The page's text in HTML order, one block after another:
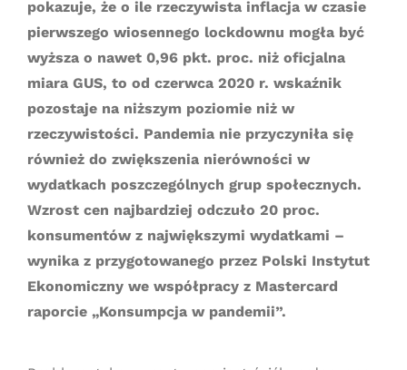
pokazuje, że o ile rzeczywista inflacja w czasie
pierwszego wiosennego lockdownu mogła być
wyższa o nawet 0,96 pkt. proc. niż oficjalna
miara GUS, to od czerwca 2020 r. wskaźnik
pozostaje na niższym poziomie niż w
rzeczywistości. Pandemia nie przyczyniła się
również do zwiększenia nierówności w
wydatkach poszczególnych grup społecznych.
Wzrost cen najbardziej odczuło 20 proc.
konsumentów z największymi wydatkami –
wynika z przygotowanego przez Polski Instytut
Ekonomiczny we współpracy z Mastercard
raporcie „Konsumpcja w pandemii”.